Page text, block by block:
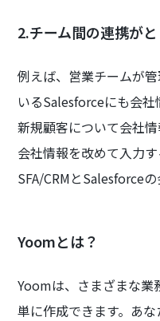
2.チーム間の連携が
例えば、営業チームが
いるSalesforceにも会
新規顧客について会社
会社情報を改めて入力
SFA/CRMとSalesforce
Yoomとは？
Yoomは、さまざまな業
単に作成できます。あ